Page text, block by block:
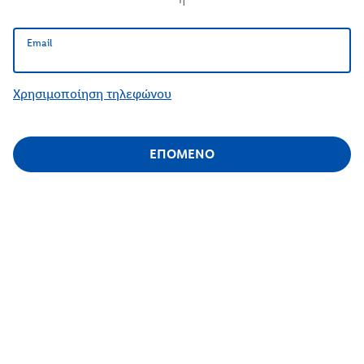
Email
Email
Χρησιμοποίηση τηλεφώνου
ΕΠΟΜΕΝΟ